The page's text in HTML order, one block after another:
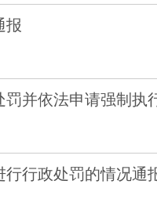
报
并依法申请强制执
行政处罚的情况通